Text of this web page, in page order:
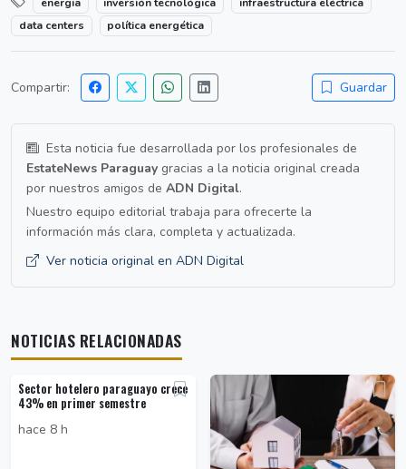
energia inversión tecnológica
infraestructura eléctrica
data centers
política energética
Compartir: Guardar
Esta noticia fue desarrollada por los profesionales de
EstateNews Paraguay gracias a la noticia original creada
por nuestros amigos de ADN Digital.
Nuestro equipo editorial trabaja para ofrecerte la
información más clara, completa y actualizada.
Ver noticia original en ADN Digital
NOTICIAS RELACIONADAS
Sector hotelero paraguayo crece
43% en primer semestre
hace 8 h